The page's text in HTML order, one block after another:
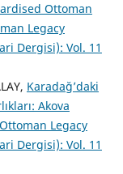
Ottoman
Legacy
Dergisi): Vol. 11
Karadağ’daki
Akova
Legacy
Dergisi): Vol. 11